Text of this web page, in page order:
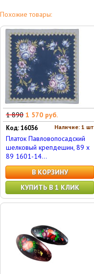
Похожие товары:
1 890 1 570 руб.
Наличие: 1 шт
Код: 16036
Платок Павловопосадский
шелковый крепдешин, 89 x
89 1601-14...
В КОРЗИНУ
КУПИТЬ В 1 КЛИК